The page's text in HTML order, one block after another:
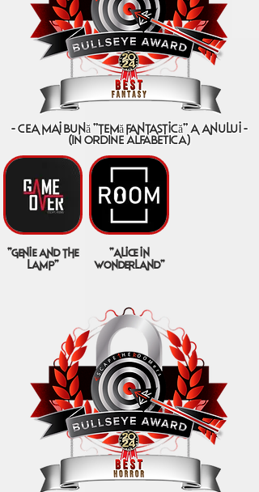
- cea mai bună "temă fantastică" a anului -
(IN ORDINE ALFABETICA)
"genie and the
lamp"
"alice in
wonderland"